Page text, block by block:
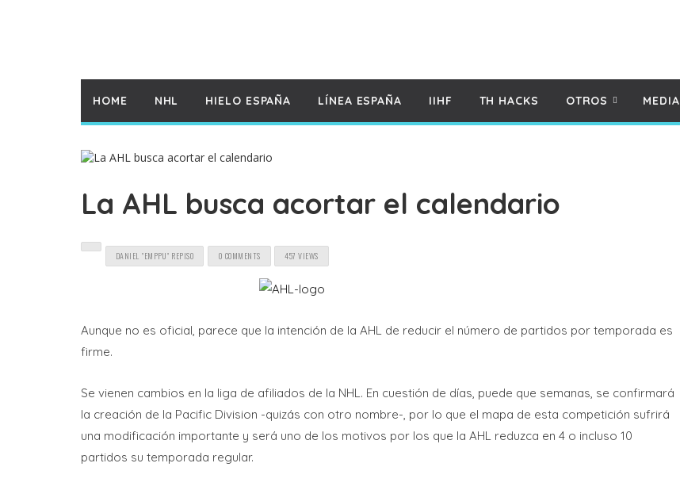
HOME NHL HIELO ESPAÑA LÍNEA ESPAÑA IIHF TH HACKS OTROS MEDIA
La AHL busca acortar el calendario
DANIEL "EMPPU" REPISO 0 COMMENTS 457 VIEWS
Aunque no es oficial, parece que la intención de la AHL de reducir el número de partidos por temporada es
firme.
Se vienen cambios en la liga de afiliados de la NHL. En cuestión de días, puede que semanas, se confirmará
la creación de la Pacific Division -quizás con otro nombre-, por lo que el mapa de esta competición sufrirá
una modificación importante y será uno de los motivos por los que la AHL reduzca en 4 o incluso 10
partidos su temporada regular.